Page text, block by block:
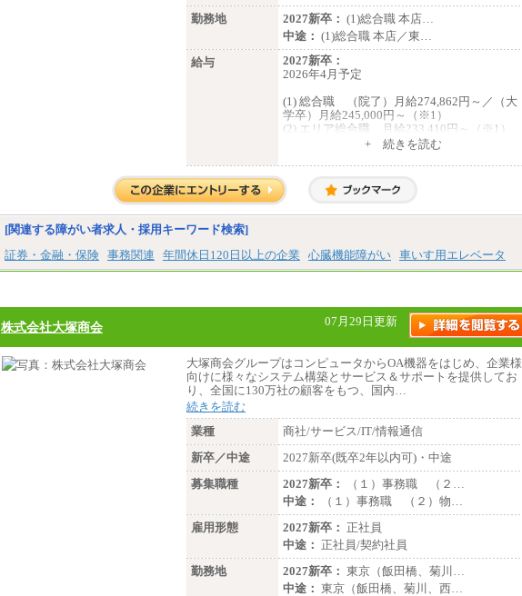
勤務地
2027新卒： (1)総合職 本店…
中途： (1)総合職 本店／東…
給与
2027新卒：
2026年4月予定
(1) 総合職 （院了）月給274,862円～／（大
学卒）月給245,000円～（※1）
(2) エリア総合職 月給233,410円～（※1）
(3) アシスタントスタッフ 日給9,800円～12,
※１ 試用期間６か月（試用期間中も給与
に変更はございません）
※２ 勤務地により異なります
(2) エリア総合職 月給233,410円～（※1）
(3) アシスタントスタッフ 日給9,800円～12,
に変更なし）
※２ 勤務地により異なる
+ 続きを読む
[関連する障がい者求人・採用キーワード検索]
証券・金融・保険 事務関連 年間休日120日以上の企業 心臓機能障がい 車いす用エレベータ
株式会社大塚商会 07月29日更新
大塚商会グループはコンピュータからOA機器をはじめ、企業様
向けに様々なシステム構築とサービス＆サポートを提供してお
り、全国に130万社の顧客をもつ、国内…
続きを読む
業種
商社/サービス/IT/情報通信
新卒／中途
2027新卒(既卒2年以内可)・中途
募集職種
2027新卒：
（１）事務職 （２…
中途：
（１）事務職 （２）物…
雇用形態
2027新卒： 正社員
中途： 正社員/契約社員
勤務地
2027新卒： 東京（飯田橋、菊川…
中途： 東京（飯田橋、菊川、西…